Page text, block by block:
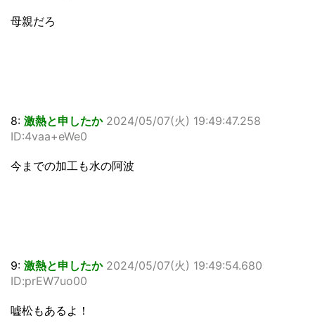
母親だろ
8: 激熱と申したか 2024/05/07(火) 19:49:47.258
ID:4vaa+eWe0
今までの加工も水の阿波
9: 激熱と申したか 2024/05/07(火) 19:49:54.680
ID:prEW7uo00
嘘松もあるよ！